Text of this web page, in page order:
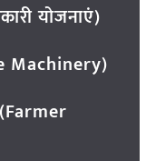
योजनाएं)
Machinery)